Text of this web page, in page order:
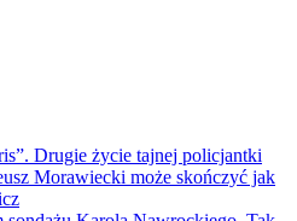
Drugie życie tajnej policjantki
Morawiecki może skończyć jak